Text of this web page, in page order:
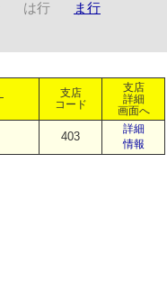
は行
ま行
支店
コード
支店
詳細
画面へ
403
詳細
情報